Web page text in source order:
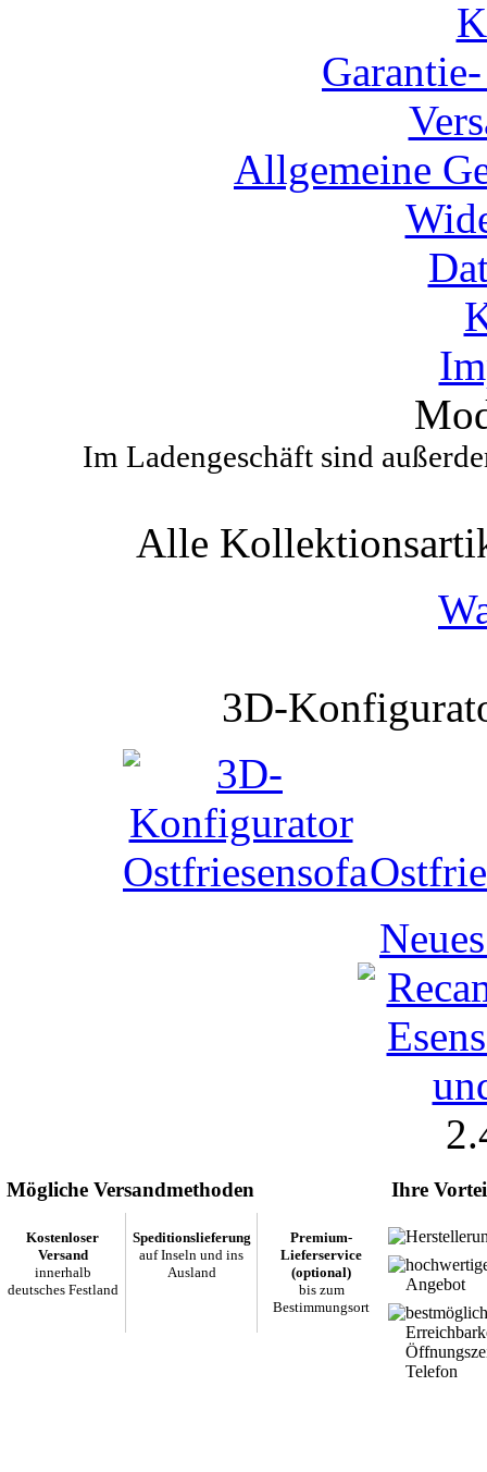
Allgemeine
Im Ladengeschäft sind
Alle
3D-
Mögliche Versandmethoden
Kostenloser
Versand
innerhalb
deutsches Festland
Speditionslieferung
auf Inseln und ins
Ausland
Premium-
Lieferservice
(optional)
bis zum
Bestimmungsort
Ihre
Angebot
Telefon